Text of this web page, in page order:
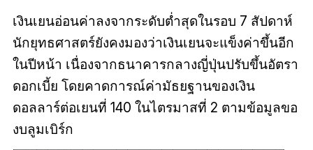
เงินเยนอ่อนค่าลงจากระดับต่ำสุดในรอบ 7 สัปดาห์
นักยุทธศาสตร์ยังคงมองว่าเงินเยนจะแข็งค่าขึ้นอีก
ในปีหน้า เนื่องจากธนาคารกลางญี่ปุ่นปรับขึ้นอัตรา
ดอกเบี้ย โดยคาดการณ์ค่ามัธยฐานของเงิน
ดอลลาร์ต่อเยนที่ 140 ในไตรมาสที่ 2 ตามข้อมูลขอ
งบลูมเบิร์ก